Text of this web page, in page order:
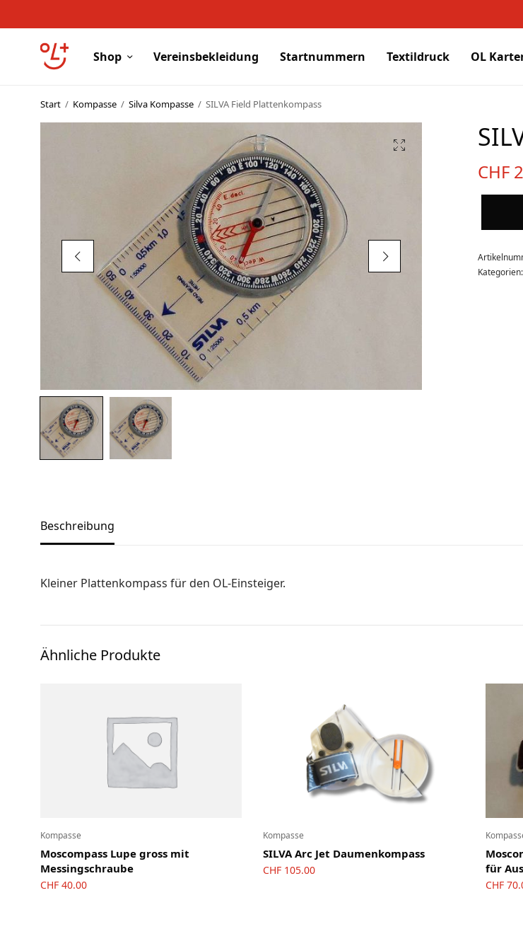
Shop Vereinsbekleidung Startnummern Textildruck OL
Start / Kompasse / Silva Kompasse / SILVA Field Plattenkompass
CHF
Kategorien:
Beschreibung
Kleiner Plattenkompass für den OL-Einsteiger.
Ähnliche Produkte
Kompasse
Moscompass Lupe gross mit
Messingschraube
CHF 40.00
Kompasse
SILVA Arc Jet Daumenkompass
CHF 105.00
für
CHF
Shop
OL Karten
Agenda
Produkt-Kategorien
Bekleidung
Gutscheine / Geschenkideen
Kompasse
Schuhe
Uhren / Pulsmesser / GPS
Vereinsmaterial